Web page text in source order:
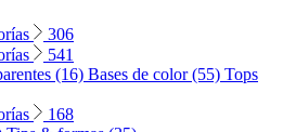
306
541
(16) Bases de color (55) Tops
168